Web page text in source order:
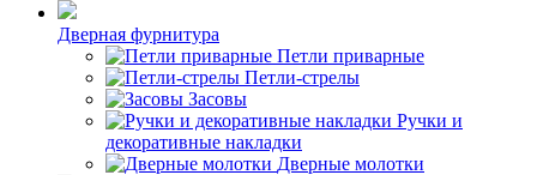
Дверная фурнитура
Петли приварные
Петли-стрелы
Засовы
Ручки и
декоративные накладки
Дверные молотки